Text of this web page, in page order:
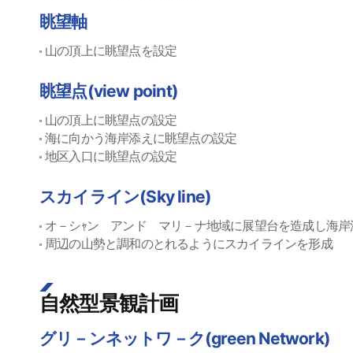
眺望軸
山の頂上に眺望点を設定
眺望点(view point)
山の頂上に眺望点の設定
海に向かう海岸添えに眺望点の設定
地区入口に眺望点の設定
スカイライン(Sky line)
オ－シｬン アンド マリ－ナ地域に展望台を造成し海岸
周辺の山勢と調和のとれるようにスカイラインを形成
自然型景観計画
グリ－ンネットワ－ク(green Network)